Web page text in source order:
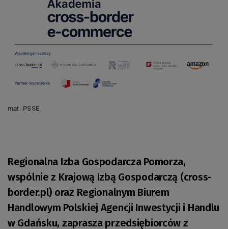
mat. PSSE
Regionalna Izba Gospodarcza Pomorza,
wspólnie z Krajową Izbą Gospodarczą (cross-
border.pl) oraz Regionalnym Biurem
Handlowym Polskiej Agencji Inwestycji i Handlu
w Gdańsku, zaprasza przedsiębiorców z